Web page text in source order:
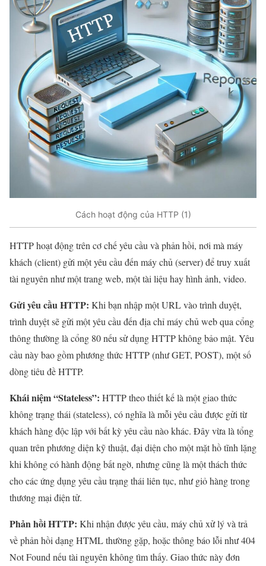
Cách hoạt động của HTTP (1)
HTTP hoạt động trên cơ chế yêu cầu và phản hồi, nơi mà máy
khách (client) gửi một yêu cầu đến máy chủ (server) để truy xuất
tài nguyên như một trang web, một tài liệu hay hình ảnh, video.
Gửi yêu cầu HTTP: Khi bạn nhập một URL vào trình duyệt,
trình duyệt sẽ gửi một yêu cầu đến địa chỉ máy chủ web qua cổng
thông thường là cổng 80 nếu sử dụng HTTP không bảo mật. Yêu
cầu này bao gồm phương thức HTTP (như GET, POST), một số
dòng tiêu đề HTTP.
Khái niệm “Stateless”: HTTP theo thiết kế là một giao thức
không trạng thái (stateless), có nghĩa là mỗi yêu cầu được gửi từ
khách hàng độc lập với bất kỳ yêu cầu nào khác. Đây vừa là tổng
quan trên phương diện kỹ thuật, đại diện cho một mặt hồ tĩnh lặng
khi không có hành động bất ngờ, nhưng cũng là một thách thức
cho các ứng dụng yêu cầu trạng thái liên tục, như giỏ hàng trong
thương mại điện tử.
Phản hồi HTTP: Khi nhận được yêu cầu, máy chủ xử lý và trả
về phản hồi dạng HTML thường gặp, hoặc thông báo lỗi như 404
Not Found nếu tài nguyên không tìm thấy. Giao thức này đơn